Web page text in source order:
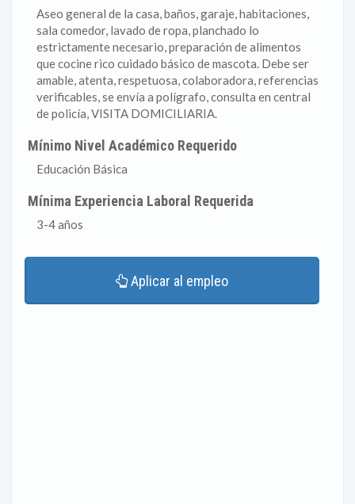
Aseo general de la casa, baños, garaje, habitaciones,
sala comedor, lavado de ropa, planchado lo
estrictamente necesario, preparación de alimentos
que cocine rico cuidado básico de mascota. Debe ser
amable, atenta, respetuosa, colaboradora, referencias
verificables, se envía a polígrafo, consulta en central
de policía, VISITA DOMICILIARIA.
Mínimo Nivel Académico Requerido
Educación Básica
Mínima Experiencia Laboral Requerida
3-4 años
Aplicar al empleo